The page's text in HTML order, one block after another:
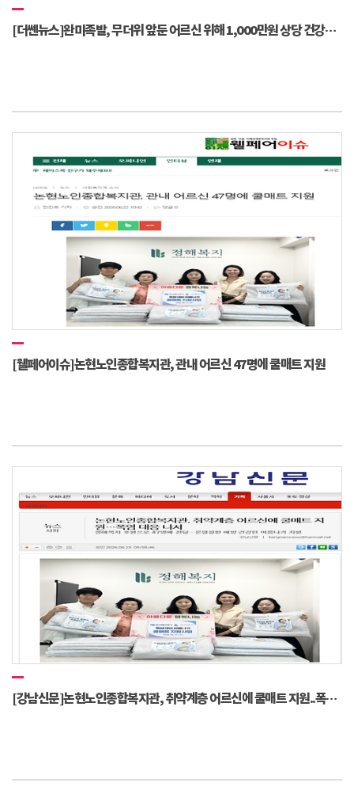
[더쎈뉴스]완미족발, 무더위 앞둔 어르신 위해 1,000만원 상당 건강식품 기부
[웰페어이슈]논현노인종합복지관, 관내 어르신 47명에 쿨매트 지원
[강남신문]논현노인종합복지관, 취약계층 어르신에 쿨매트 지원..폭염 대응 나서